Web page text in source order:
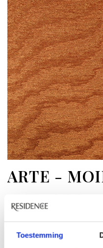
Toestemming
ARTE -
Op dit unieke behang
techniek toegepast:
aanvraag.